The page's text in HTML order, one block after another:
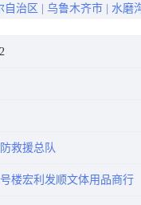
自治区 乌鲁木齐市 水磨
救援总队
楼宏利发顺文体用品商行